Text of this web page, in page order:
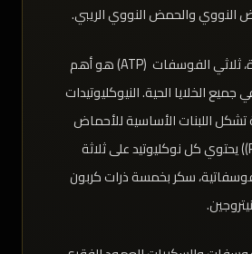
النووي والحمض النووي الريبي.
الرمز الكيميائي للحياة، ثلاثي الفوسفات (ATP) هو أهم
الخلايا الحية. النيوكليوتيدات
اللبنات الأساسية للأحماض
النووية (DNA) وRNA)) يحتوي كل نوكليوتيد على ثلاثة
سكر بخمسة ذرات كربون